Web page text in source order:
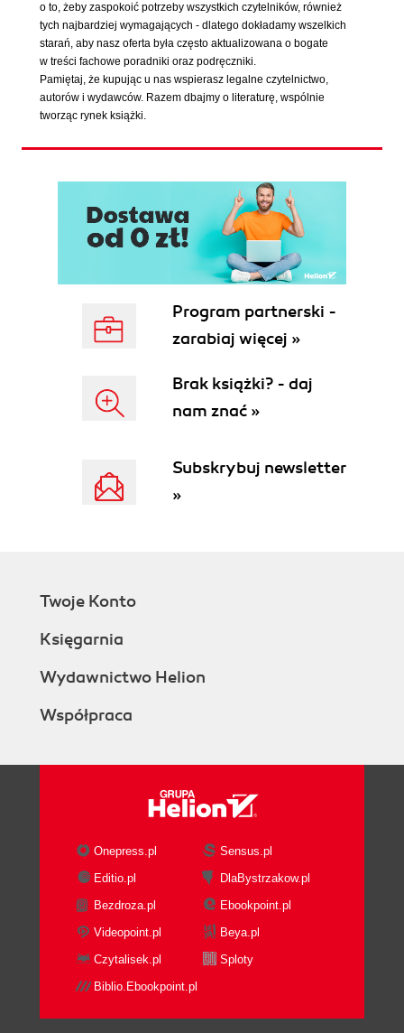
o to, żeby zaspokoić potrzeby wszystkich czytelników, również
tych najbardziej wymagających - dlatego dokładamy wszelkich
starań, aby nasz oferta była często aktualizowana o bogate
w treści fachowe poradniki oraz podręczniki.
Pamiętaj, że kupując u nas wspierasz legalne czytelnictwo,
autorów i wydawców. Razem dbajmy o literaturę, wspólnie
tworząc rynek książki.
Program partnerski -
zarabiaj więcej »
Brak książki? - daj
nam znać »
Subskrybuj newsletter
»
Twoje Konto
Księgarnia
Wydawnictwo Helion
Współpraca
Onepress.pl
Sensus.pl
Editio.pl
DlaBystrzakow.pl
Bezdroza.pl
Ebookpoint.pl
Videopoint.pl
Beya.pl
Czytalisek.pl
Sploty
Biblio.Ebookpoint.pl